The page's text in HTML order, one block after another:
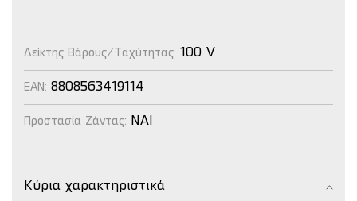
Δείκτης Βάρους/Ταχύτητας: 100 V
EAN: 8808563419114
Προστασία Ζάντας: NAI
Κύρια χαρακτηριστικά